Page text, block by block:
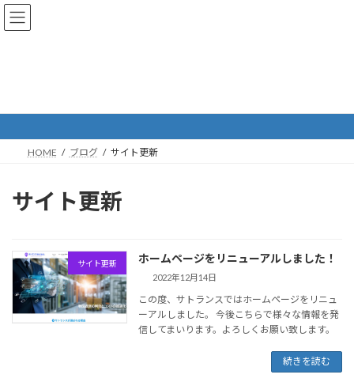
コ
ン
キ
ナ
ビ
に
HOME ブログ サイト更新
サイト更新
サイト更新 ホームページをリニューアルしました！
2022年12月14日
この度、サトランスではホームページをリニュ
ーアルしました。 今後こちらで様々な情報を発
信してまいります。よろしくお願い致します。
続きを読む